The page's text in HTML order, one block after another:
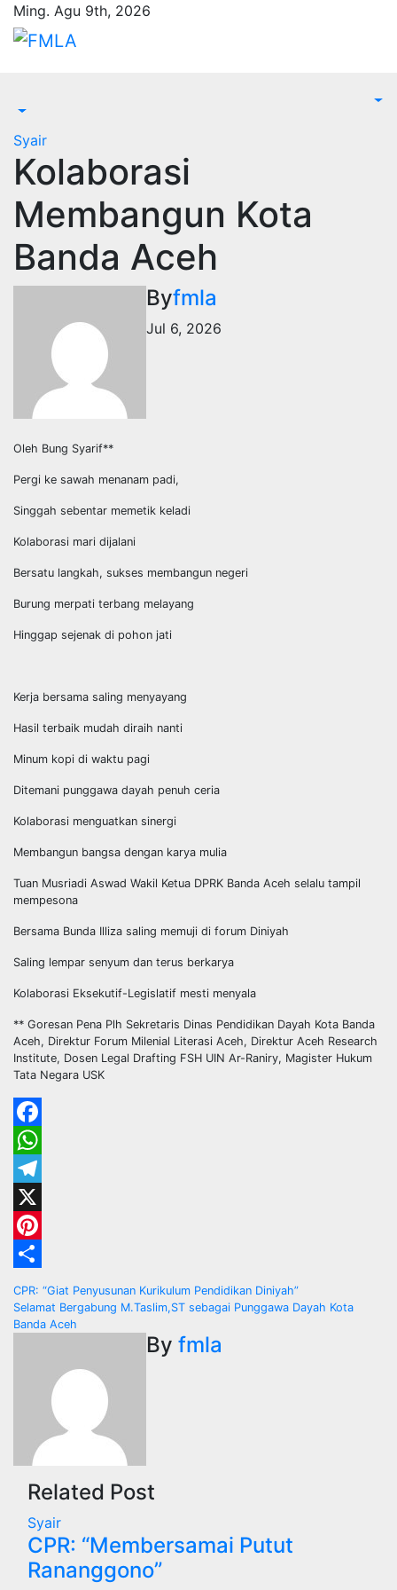
Skip
content
Ming. Agu 9th, 2026
Syair
Kolaborasi
Membangun Kota
Banda Aceh
Byfmla
Jul 6, 2026
Oleh Bung Syarif**
Pergi ke sawah menanam padi,
Singgah sebentar memetik keladi
Kolaborasi mari dijalani
Bersatu langkah, sukses membangun negeri
Burung merpati terbang melayang
Hinggap sejenak di pohon jati
Kerja bersama saling menyayang
Hasil terbaik mudah diraih nanti
Minum kopi di waktu pagi
Ditemani punggawa dayah penuh ceria
Kolaborasi menguatkan sinergi
Membangun bangsa dengan karya mulia
Tuan Musriadi Aswad Wakil Ketua DPRK Banda Aceh selalu tampil
mempesona
Bersama Bunda Illiza saling memuji di forum Diniyah
Saling lempar senyum dan terus berkarya
Kolaborasi Eksekutif-Legislatif mesti menyala
** Goresan Pena Plh Sekretaris Dinas Pendidikan Dayah Kota Banda
Aceh, Direktur Forum Milenial Literasi Aceh, Direktur Aceh Research
Institute, Dosen Legal Drafting FSH UIN Ar-Raniry, Magister Hukum
Tata Negara USK
Facebook
WhatsApp
Telegram
X
Pinterest
Navigasi
pos
CPR: “Giat Penyusunan Kurikulum Pendidikan Diniyah”
Selamat Bergabung M.Taslim,ST sebagai Punggawa Dayah Kota
Banda Aceh
By fmla
Related Post
Syair
CPR: “Membersamai Putut
Rananggono”